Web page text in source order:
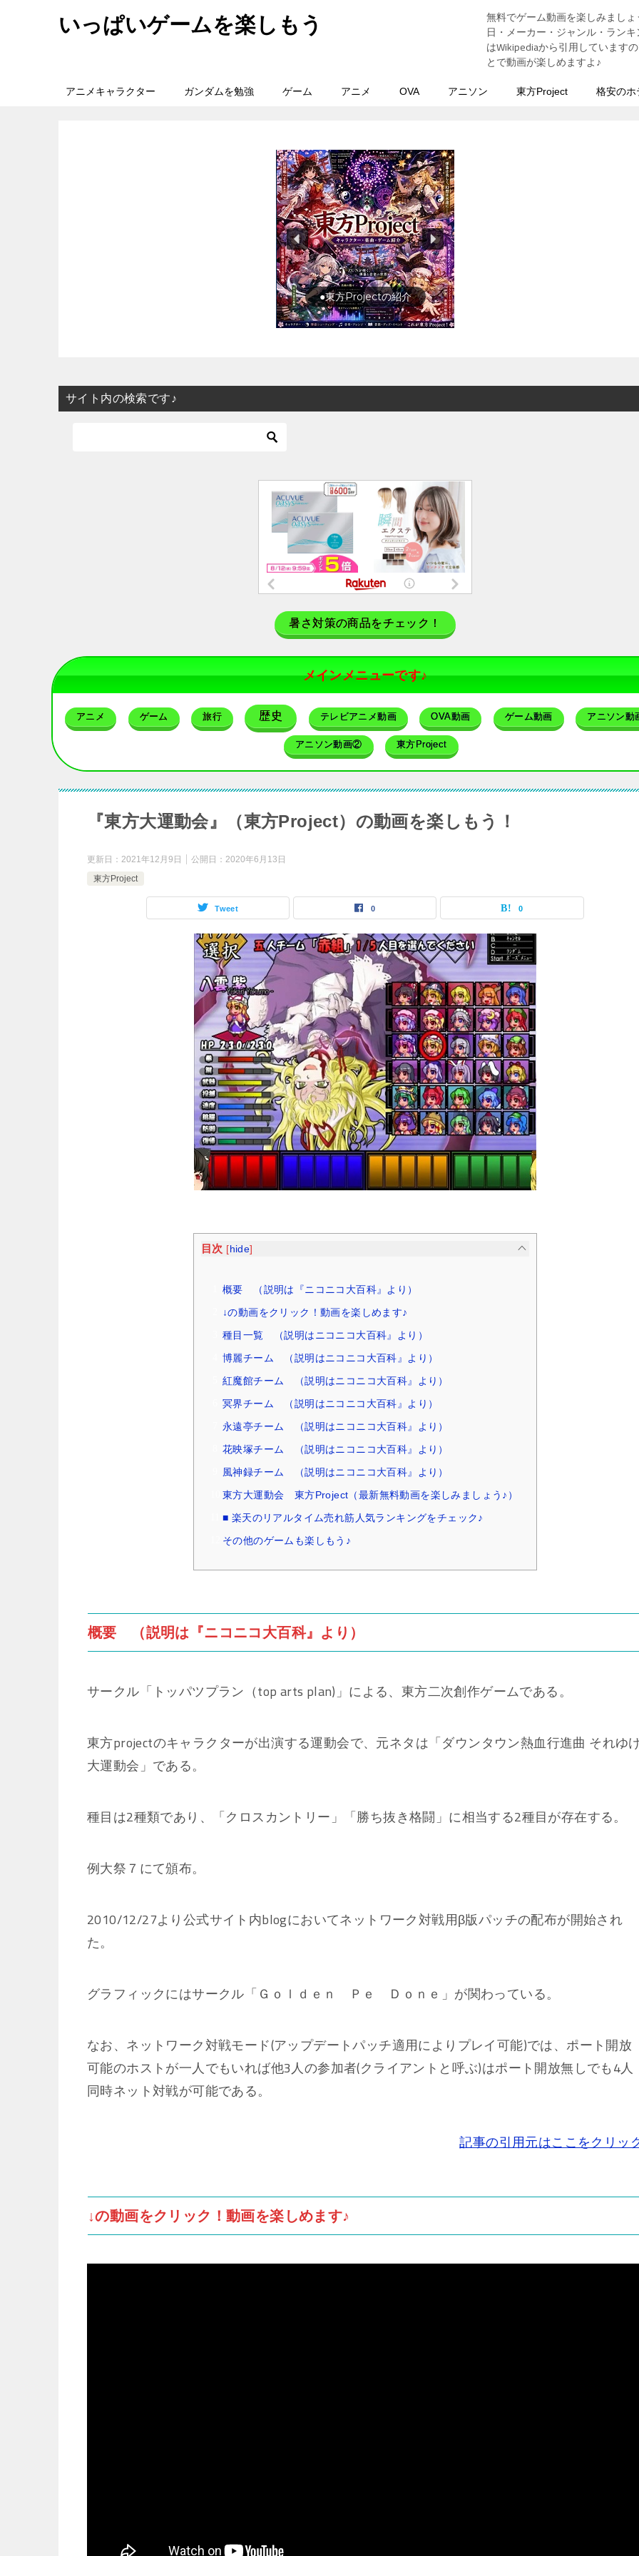
いっぱいゲームを楽しもう
無料でゲーム動画を楽しみまし
日・メーカー・ジャンル・ラン
はWikipediaから引用しています
とで動画が楽しめますよ♪
アニメキャラクター ガンダムを勉強 ゲーム アニメ OVA アニソン 東方Project 格安のホ
●東方Projectの紹介
サイト内の検索です♪
暑さ対策の商品をチェック！
メインメニューです♪
アニメ ゲーム 旅行 歴史 テレビアニメ動画 OVA動画 ゲーム動画 アニソン
アニソン動画② 東方Project
『東方大運動会』（東方Project）の動画を楽しもう！
更新日： 2021年12月9日 公開日： 2020年6月13日
東方Project
Tweet 0 0
目次 [hide]
概要 （説明は『ニコニコ大百科』より）
↓の動画をクリック！動画を楽しめます♪
種目一覧 （説明はニコニコ大百科』より）
博麗チーム （説明はニコニコ大百科』より）
紅魔館チーム （説明はニコニコ大百科』より）
冥界チーム （説明はニコニコ大百科』より）
永遠亭チーム （説明はニコニコ大百科』より）
花映塚チーム （説明はニコニコ大百科』より）
風神録チーム （説明はニコニコ大百科』より）
東方大運動会 東方Project（最新無料動画を楽しみましょう♪）
■ 楽天のリアルタイム売れ筋人気ランキングをチェック♪
その他のゲームも楽しもう♪
概要 （説明は『ニコニコ大百科』より）
サークル「トッパツプラン（top arts plan)」による、東方二次創作ゲームである。
東方projectのキャラクターが出演する運動会で、元ネタは「ダウンタウン熱血行進曲 それゆ
大運動会」である。
種目は2種類であり、「クロスカントリー」「勝ち抜き格闘」に相当する2種目が存在する。
例大祭７にて頒布。
2010/12/27より公式サイト内blogにおいてネットワーク対戦用β版パッチの配布が開始され
た。
グラフィックにはサークル「Ｇｏｌｄｅｎ Ｐｅ Ｄｏｎｅ」が関わっている。
なお、ネットワーク対戦モード(アップデートパッチ適用によりプレイ可能)では、ポート開放
可能のホストが一人でもいれば他3人の参加者(クライアントと呼ぶ)はポート開放無しでも4人
同時ネット対戦が可能である。
記事の引用元はここをクリッ
↓の動画をクリック！動画を楽しめます♪